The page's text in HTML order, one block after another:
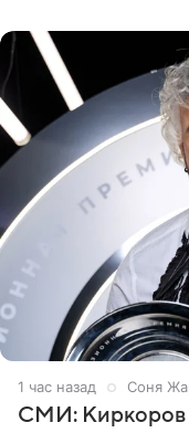
1 час назад Соня
СМИ: Киркоров